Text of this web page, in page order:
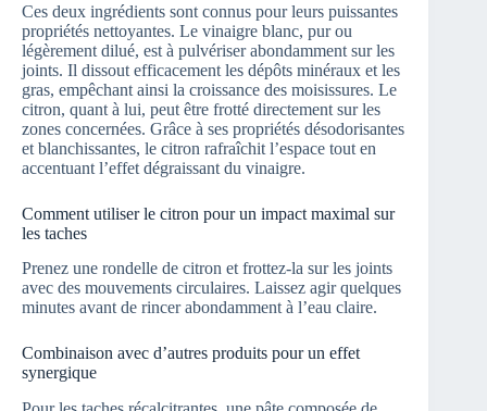
Ces deux ingrédients sont connus pour leurs puissantes
propriétés nettoyantes. Le vinaigre blanc, pur ou
légèrement dilué, est à pulvériser abondamment sur les
joints. Il dissout efficacement les dépôts minéraux et les
gras, empêchant ainsi la croissance des moisissures. Le
citron, quant à lui, peut être frotté directement sur les
zones concernées. Grâce à ses propriétés désodorisantes
et blanchissantes, le citron rafraîchit l’espace tout en
accentuant l’effet dégraissant du vinaigre.
Comment utiliser le citron pour un impact maximal sur
les taches
Prenez une rondelle de citron et frottez-la sur les joints
avec des mouvements circulaires. Laissez agir quelques
minutes avant de rincer abondamment à l’eau claire.
Combinaison avec d’autres produits pour un effet
synergique